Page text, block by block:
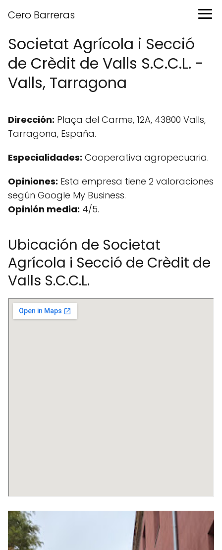
Cero Barreras
Societat Agrícola i Secció
de Crèdit de Valls S.C.C.L. -
Valls, Tarragona
Dirección: Plaça del Carme, 12A, 43800 Valls,
Tarragona, España.
Especialidades: Cooperativa agropecuaria.
Opiniones: Esta empresa tiene 2 valoraciones
según Google My Business.
Opinión media: 4/5.
Ubicación de Societat
Agrícola i Secció de Crèdit de
Valls S.C.C.L.